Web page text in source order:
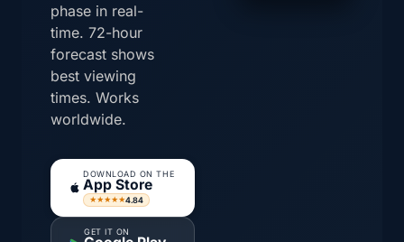
phase in real-
time. 72-hour
forecast shows
best viewing
times. Works
worldwide.
DOWNLOAD ON THE
App Store
★★★★★4.84
GET IT ON